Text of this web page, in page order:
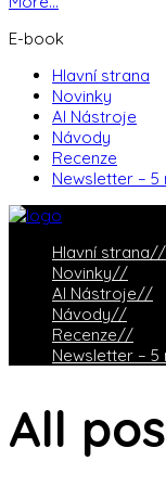
E-book
Hlavní strana
Novinky
AI Nástroje
Návody
Recenze
Newsletter – 5
Hlavní strana//
Novinky//
AI Nástroje//
Návody//
Recenze//
Newsletter – 5
All